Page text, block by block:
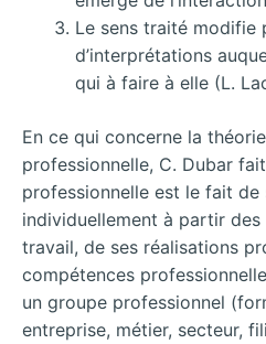
Le sens traité modifie
d’interprétations
qui à faire à elle (L.
En ce qui concerne la
professionnelle, C. Dubar
professionnelle est le fait de
individuellement à partir
travail, de ses réalisations
compétences
un groupe professionnel
entreprise, métier, secteur,